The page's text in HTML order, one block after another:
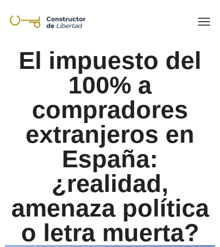
El impuesto del
100% a
compradores
extranjeros en
España:
¿realidad,
amenaza política
o letra muerta?